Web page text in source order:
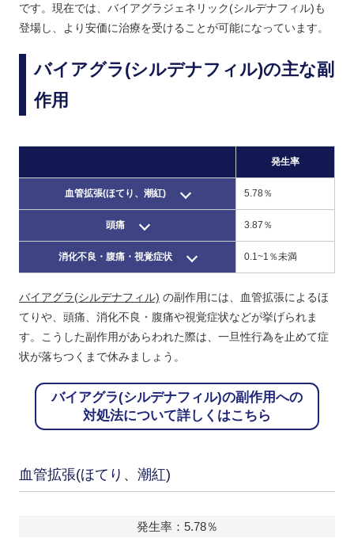
です。現在では、バイアグラジェネリック(シルデナフィル)も
登場し、より安価に治療を受けることが可能になっています。
バイアグラ(シルデナフィル)の主な副
作用
発生率
血管拡張(ほてり、潮紅) 5.78％
頭痛 3.87％
消化不良・腹痛・視覚症状 0.1~1％未満
バイアグラ(シルデナフィル) の副作用には、血管拡張によるほ
てりや、頭痛、消化不良・腹痛や視覚症状などが挙げられま
す。こうした副作用があらわれた際は、一旦性行為を止めて症
状が落ちつくまで休みましょう。
バイアグラ(シルデナフィル)の副作用への
対処法について詳しくはこちら
血管拡張(ほてり、潮紅)
発生率：5.78％